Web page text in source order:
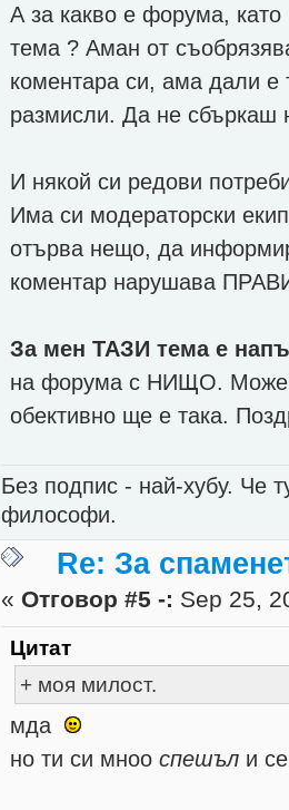
А за какво е форума,
тема ? Аман от
коментара си, ама дали е
размисли. Да не сбъркаш
И някой си редови
Има си модераторски
отърва нещо, да
коментар нарушава
За мен ТАЗИ тема е
на форума с НИЩО. Може
обективно ще е така.
Без подпис - най-хубу. Че
философи.
Re: За
« Отговор #5 -: Sep 25,
Цитат
+ моя милост.
мда
но ти си мнооспешъл и